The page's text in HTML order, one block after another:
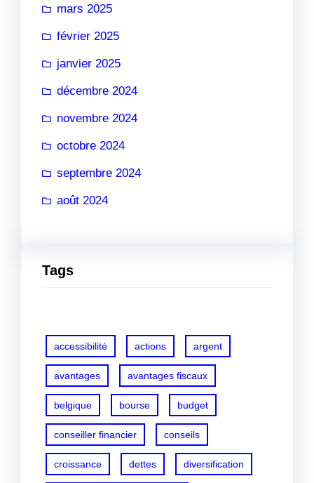
mars 2025
février 2025
janvier 2025
décembre 2024
novembre 2024
octobre 2024
septembre 2024
août 2024
Tags
accessibilité actions argent
avantages avantages fiscaux
belgique bourse budget
conseiller financier conseils
croissance dettes diversification